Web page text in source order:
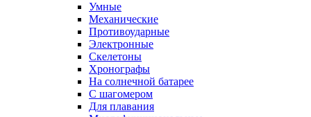
Умные
Механические
Противоударные
Электронные
Скелетоны
Хронографы
На солнечной батарее
С шагомером
Для плавания